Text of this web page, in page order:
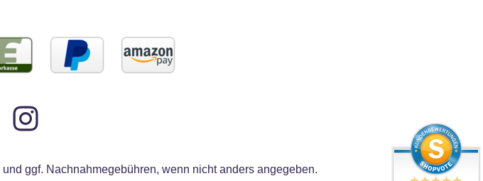
und ggf. Nachnahmegebühren, wenn nicht anders angegeben.